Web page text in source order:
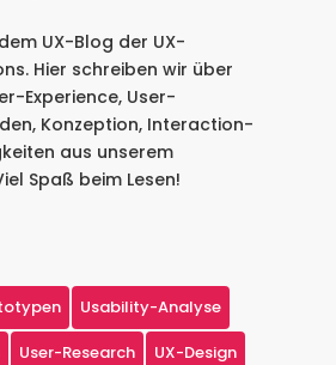
UX-Blog der UX-
Hier schreiben wir über
Experience, User-
Konzeption, Interaction-
aus unserem
Spaß beim Lesen!
Usability-Analyse
User-Research
UX-Design